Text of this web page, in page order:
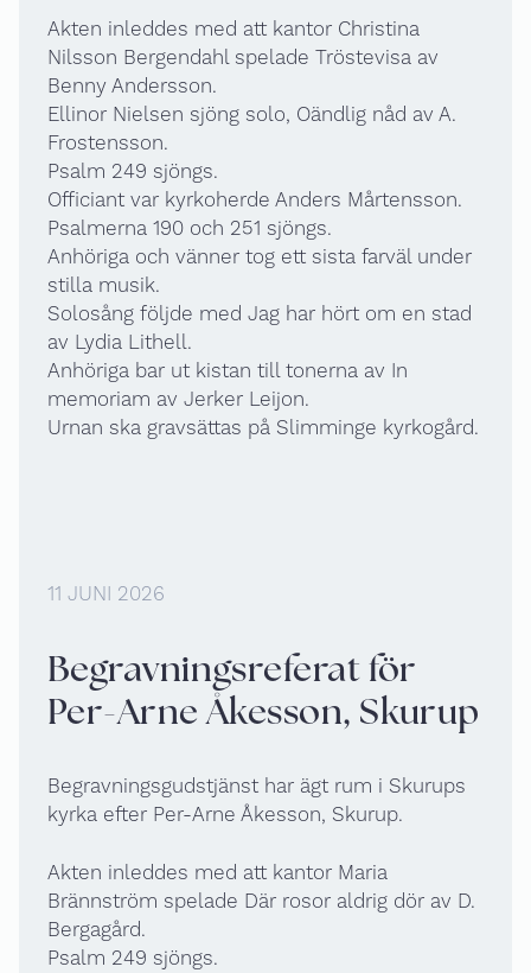
Akten inleddes med att kantor Christina
Nilsson Bergendahl spelade Tröstevisa av
Benny Andersson.
Ellinor Nielsen sjöng solo, Oändlig nåd av A.
Frostensson.
Psalm 249 sjöngs.
Officiant var kyrkoherde Anders Mårtensson.
Psalmerna 190 och 251 sjöngs.
Anhöriga och vänner tog ett sista farväl under
stilla musik.
Solosång följde med Jag har hört om en stad
av Lydia Lithell.
Anhöriga bar ut kistan till tonerna av In
memoriam av Jerker Leijon.
Urnan ska gravsättas på Slimminge kyrkogård.
11 JUNI 2026
Begravningsreferat för
Per-Arne Åkesson, Skurup
Begravningsgudstjänst har ägt rum i Skurups
kyrka efter Per-Arne Åkesson, Skurup.
Akten inleddes med att kantor Maria
Brännström spelade Där rosor aldrig dör av D.
Bergagård.
Psalm 249 sjöngs.